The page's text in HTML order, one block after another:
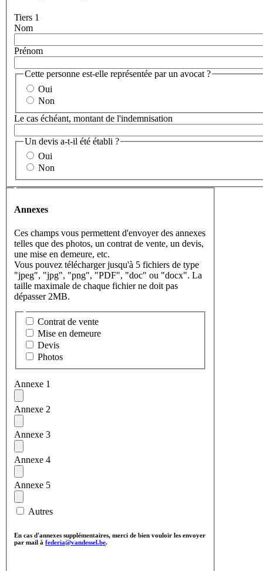
Tiers 1
Nom
Prénom
Cette personne est-elle représentée par un avocat ?
Oui
Non
Le cas échéant, montant de l'indemnisation
Un devis a-t-il été établi ?
Oui
Non
Annexes
Ces champs vous permettent d'envoyer des annexes
telles que des photos, un contrat de vente, un devis,
une mise en demeure, etc.
Vous pouvez télécharger jusqu'à 5 fichiers de type
"jpeg", "jpg", "png", "PDF", "doc" ou "docx". La
taille maximale de chaque fichier ne doit pas
dépasser 2MB.
Types annexes
Contrat de vente
Mise en demeure
Devis
Photos
Annexe 1
(2) Ces champs vous permettent d'envoyer des annexes telles
Vous pouvez télécharger jusqu'à 5 fichiers de type "jpeg", "jpg",
Annexe 2
Annexe 3
Annexe 4
Annexe 5
Autres
En cas d'annexes supplémentaires, merci de bien vouloir les envoyer
par mail à federia@vandessel.be.